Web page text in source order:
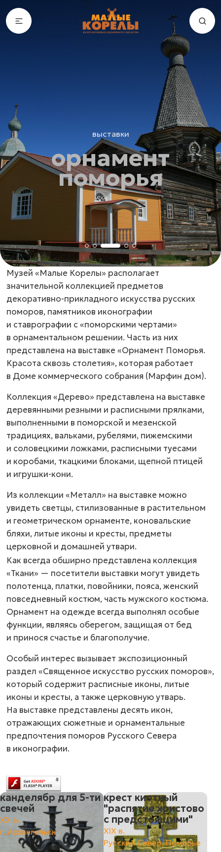
выставки
орнамент
поморья
Музей «Малые Корелы» располагает
значительной коллекцией предметов
декоративно-прикладного искусства русских
поморов, памятников иконографии
и ставрографии с «поморскими чертами»
в орнаментальном решении. Часть из них
представлена на выставке «Орнамент Поморья.
Красота сквозь столетия», которая работает
в Доме коммерческого собрания (Марфин дом).
Коллекция «Дерево» представлена на выставке
деревянными резными и расписными прялками,
выполненными в поморской и мезенской
традициях, вальками, рубелями, пижемскими
и соловецкими ложками, расписными туесами
и коробами, ткацкими блоками, щепной птицей
и игрушки-кони.
Из коллекции «Металл» на выставке можно
увидеть светцы, стилизованные в растительном
и геометрическом орнаменте, коновальские
бляхи, литые иконы и кресты, предметы
церковной и домашней утвари.
Как всегда обширно представлена коллекция
«Ткани» — посетители выставки могут увидеть
полотенца, платки, повойники, пояса, женский
повседневный костюм, часть мужского костюма.
Орнамент на одежде всегда выполнял особые
функции, являясь оберегом, защищая от бед
и принося счастье и благополучие.
Особый интерес вызывает экспозиционный
раздел «Священное искусство русских поморов»,
который содержит расписные иконы, литые
иконы и кресты, а также церковную утварь.
На выставке представлены десять икон,
отражающих сюжетные и орнаментальные
предпочтения поморов Русского Севера
в иконографии.
канделябр для 5-ти
свечей
XX в.
г. Архангельск
крест киотный
"распятие христово
с предстоящими"
ХIХ в.
Русский Север, Поморье